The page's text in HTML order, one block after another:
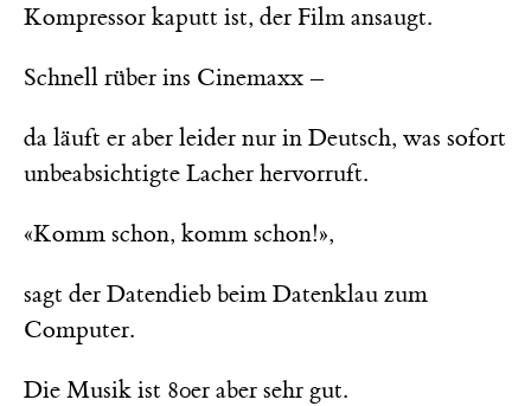
Kompressor kaputt ist, der Film ansaugt.
Schnell rüber ins Cinemaxx –
da läuft er aber leider nur in Deutsch, was sofort
unbeabsichtigte Lacher hervorruft.
«Komm schon, komm schon!»,
sagt der Datendieb beim Datenklau zum
Computer.
Die Musik ist 80er aber sehr gut.